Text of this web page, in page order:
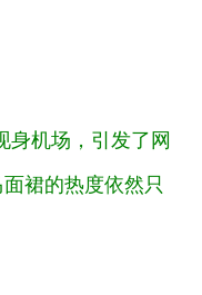
身机场，引发了网
裙的热度依然只